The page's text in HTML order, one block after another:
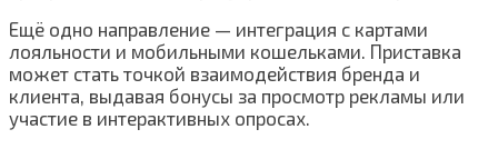
Ещё одно направление — интеграция с картами
лояльности и мобильными кошельками. Приставка
может стать точкой взаимодействия бренда и
клиента, выдавая бонусы за просмотр рекламы или
участие в интерактивных опросах.